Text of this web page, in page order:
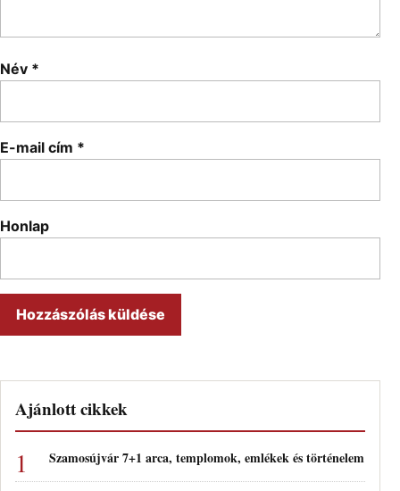
Név *
E-mail cím *
Honlap
Ajánlott cikkek
Szamosújvár 7+1 arca, templomok, emlékek és történelem